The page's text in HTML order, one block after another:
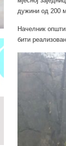
дужини од 200
Начелник
бити